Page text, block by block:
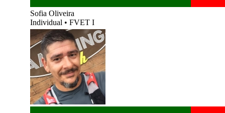
Sofia Oliveira
Individual • FVET I